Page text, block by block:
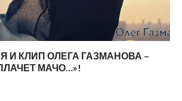
И КЛИП ОЛЕГА ГАЗМАНОВА –
МАЧО…»!